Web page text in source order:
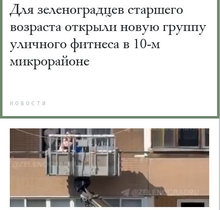
Для зеленоградцев старшего
возраста открыли новую группу
уличного фитнеса в 10-м
микрорайоне
НОВОСТИ